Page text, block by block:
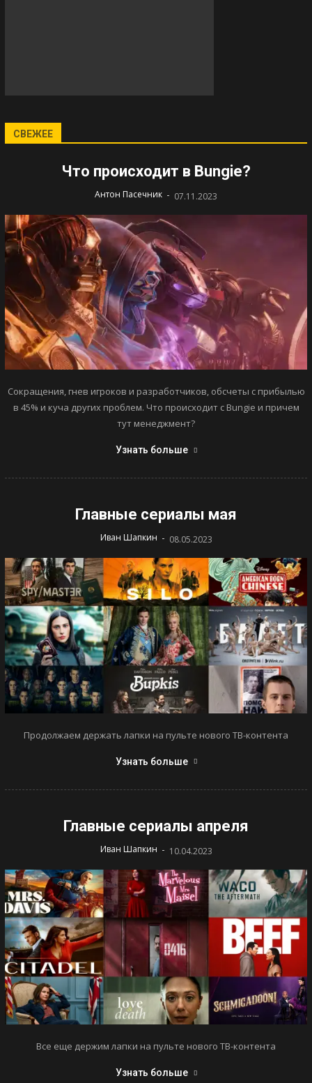
СВЕЖЕЕ
Что происходит в Bungie?
Антон Пасечник - 07.11.2023
Сокращения, гнев игроков и разработчиков, обсчеты с прибылью
в 45% и куча других проблем. Что происходит с Bungie и причем
тут менеджмент?
Узнать больше
Главные сериалы мая
Иван Шапкин - 08.05.2023
Продолжаем держать лапки на пульте нового ТВ-контента
Узнать больше
Главные сериалы апреля
Иван Шапкин - 10.04.2023
Все еще держим лапки на пульте нового ТВ-контента
Узнать больше